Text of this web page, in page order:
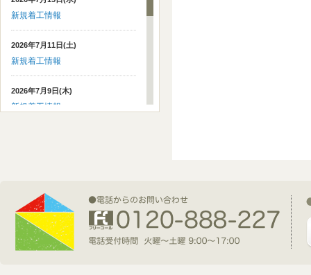
新規着工情報
2026年7月11日(土)
新規着工情報
2026年7月9日(木)
新規着工情報
新規着工情報
2026年5月14日(木)
新規着工情報